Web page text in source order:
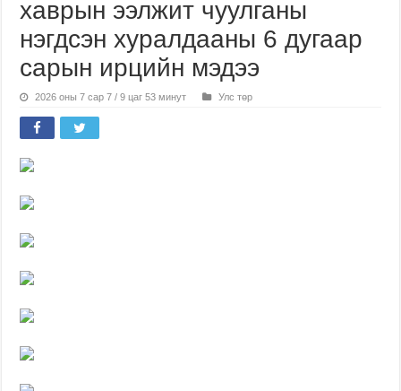
хаврын ээлжит чуулганы
нэгдсэн хуралдааны 6 дугаар
сарын ирцийн мэдээ
2026 оны 7 сар 7 / 9 цаг 53 минут Улс төр